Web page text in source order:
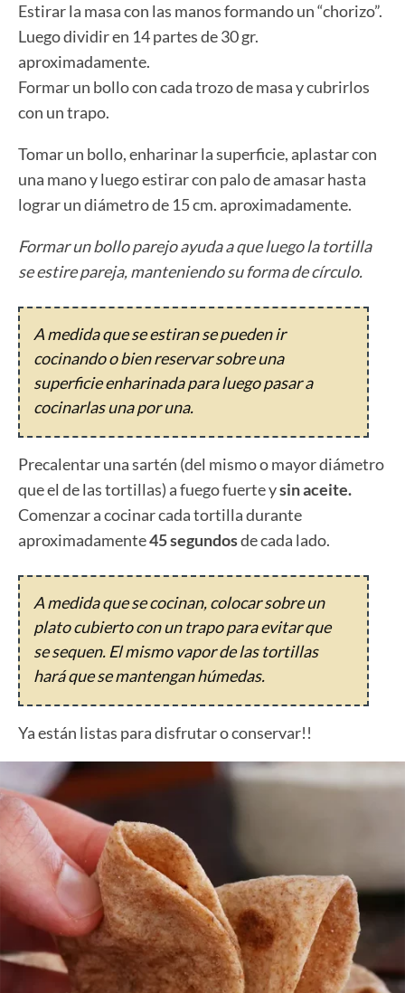
Estirar la masa con las manos formando un “chorizo”.
Luego dividir en 14 partes de 30 gr.
aproximadamente.
Formar un bollo con cada trozo de masa y cubrirlos
con un trapo.
Tomar un bollo, enharinar la superficie, aplastar con
una mano y luego estirar con palo de amasar hasta
lograr un diámetro de 15 cm. aproximadamente.
Formar un bollo parejo ayuda a que luego la tortilla
se estire pareja, manteniendo su forma de círculo.
A medida que se estiran se pueden ir
cocinando o bien reservar sobre una
superficie enharinada para luego pasar a
cocinarlas una por una.
Precalentar una sartén (del mismo o mayor diámetro
que el de las tortillas) a fuego fuerte ysin aceite.
Comenzar a cocinar cada tortilla durante
aproximadamente45 segundosde cada lado.
A medida que se cocinan, colocar sobre un
plato cubierto con un trapo para evitar que
se sequen. El mismo vapor de las tortillas
hará que se mantengan húmedas.
Ya están listas para disfrutar o conservar!!